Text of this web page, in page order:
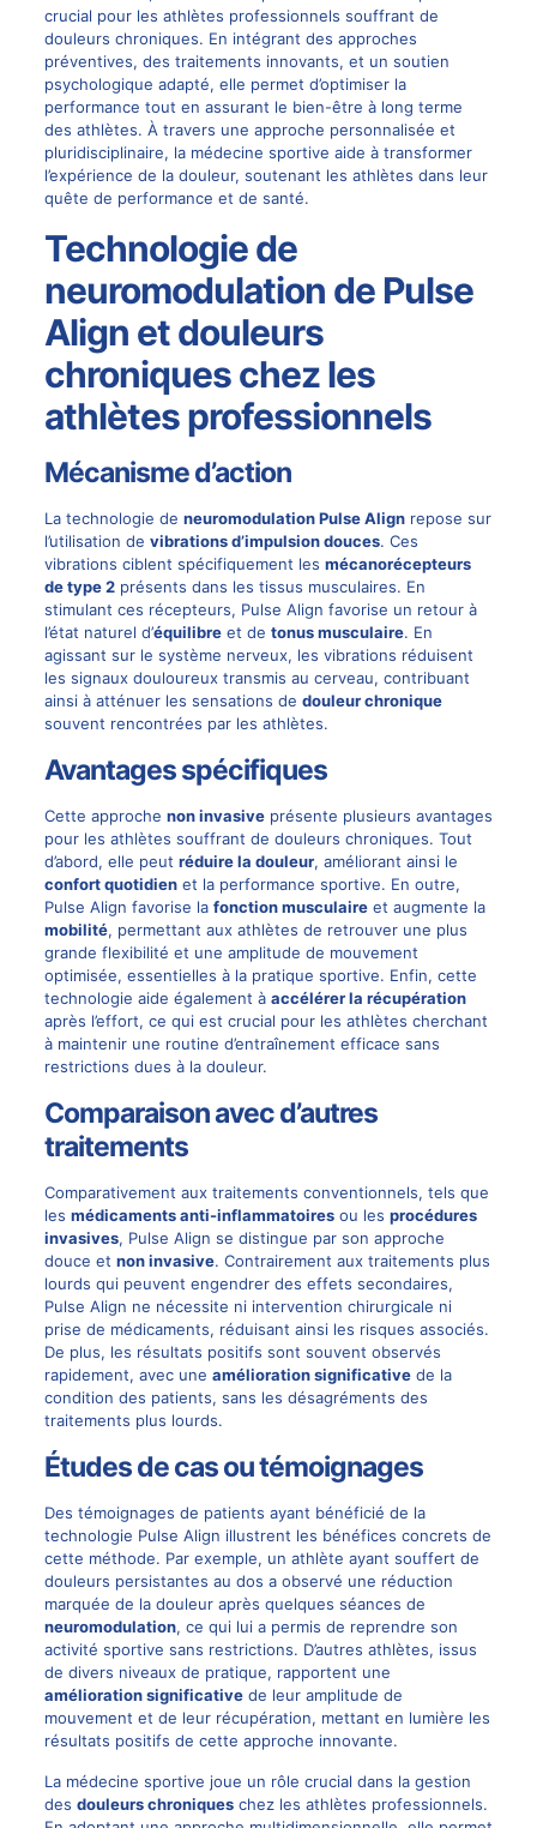
crucial pour les athlètes professionnels souffrant de
douleurs chroniques. En intégrant des approches
préventives, des traitements innovants, et un soutien
psychologique adapté, elle permet d’optimiser la
performance tout en assurant le bien-être à long terme
des athlètes. À travers une approche personnalisée et
pluridisciplinaire, la médecine sportive aide à transformer
l’expérience de la douleur, soutenant les athlètes dans leur
quête de performance et de santé.
Technologie de
neuromodulation de Pulse
Align et douleurs
chroniques chez les
athlètes professionnels
Mécanisme d’action
La technologie de neuromodulation Pulse Alignrepose sur
l’utilisation de vibrations d’impulsion douces. Ces
vibrations ciblent spécifiquement les mécanorécepteurs
de type 2présents dans les tissus musculaires. En
stimulant ces récepteurs, Pulse Align favorise un retour à
l’état naturel d’équilibreet de tonus musculaire. En
agissant sur le système nerveux, les vibrations réduisent
les signaux douloureux transmis au cerveau, contribuant
ainsi à atténuer les sensations de douleur chronique
souvent rencontrées par les athlètes.
Avantages spécifiques
Cette approche non invasiveprésente plusieurs avantages
pour les athlètes souffrant de douleurs chroniques. Tout
d’abord, elle peut réduire la douleur, améliorant ainsi le
confort quotidienet la performance sportive. En outre,
Pulse Align favorise la fonction musculaireet augmente la
mobilité, permettant aux athlètes de retrouver une plus
grande flexibilité et une amplitude de mouvement
optimisée, essentielles à la pratique sportive. Enfin, cette
technologie aide également à accélérer la récupération
après l’effort, ce qui est crucial pour les athlètes cherchant
à maintenir une routine d’entraînement efficace sans
restrictions dues à la douleur.
Comparaison avec d’autres
traitements
Comparativement aux traitements conventionnels, tels que
les médicaments anti-inflammatoiresou les procédures
invasives, Pulse Align se distingue par son approche
douce et non invasive. Contrairement aux traitements plus
lourds qui peuvent engendrer des effets secondaires,
Pulse Align ne nécessite ni intervention chirurgicale ni
prise de médicaments, réduisant ainsi les risques associés.
De plus, les résultats positifs sont souvent observés
rapidement, avec une amélioration significativede la
condition des patients, sans les désagréments des
traitements plus lourds.
Études de cas ou témoignages
Des témoignages de patients ayant bénéficié de la
technologie Pulse Align illustrent les bénéfices concrets de
cette méthode. Par exemple, un athlète ayant souffert de
douleurs persistantes au dos a observé une réduction
marquée de la douleur après quelques séances de
neuromodulation, ce qui lui a permis de reprendre son
activité sportive sans restrictions. D’autres athlètes, issus
de divers niveaux de pratique, rapportent une
amélioration significativede leur amplitude de
mouvement et de leur récupération, mettant en lumière les
résultats positifs de cette approche innovante.
La médecine sportive joue un rôle crucial dans la gestion
des douleurs chroniqueschez les athlètes professionnels.